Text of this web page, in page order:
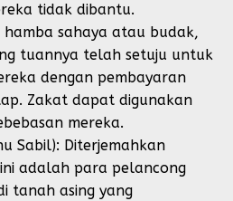
tidak dibantu.
hamba sahaya atau budak,
tuannya telah setuju untuk
dengan pembayaran
Zakat dapat digunakan
mereka.
Sabil): Diterjemahkan
ini adalah para pelancong
tanah asing yang